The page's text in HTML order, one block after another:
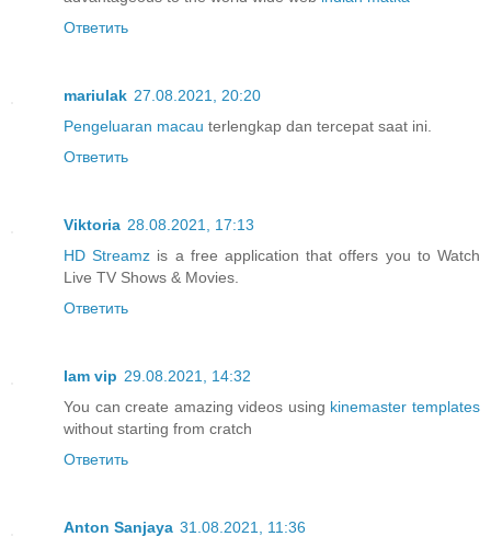
Ответить
mariulak 27.08.2021, 20:20
Pengeluaran macau terlengkap dan tercepat saat ini.
Ответить
Viktoria 28.08.2021, 17:13
HD Streamz is a free application that offers you to Watch
Live TV Shows & Movies.
Ответить
Iam vip 29.08.2021, 14:32
You can create amazing videos using kinemaster templates
without starting from cratch
Ответить
Anton Sanjaya 31.08.2021, 11:36